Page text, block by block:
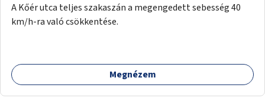
A Kőér utca teljes szakaszán a megengedett sebesség 40
km/h-ra való csökkentése.
Megnézem